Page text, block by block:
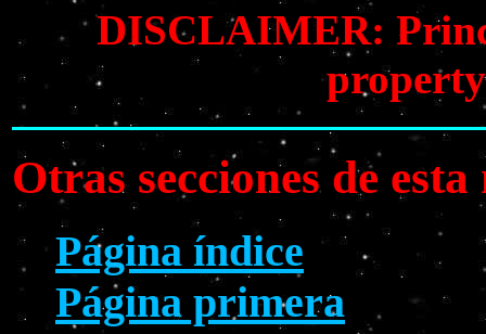
DISCLAIMER:
Otras secciones de
Página índice
Página primera